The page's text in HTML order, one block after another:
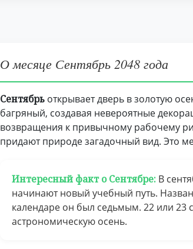
О месяце Сентябрь 2048 года
Сентябрь открывает дверь в золотую
багряный, создавая невероятные
возвращения к привычному рабочему
придают природе загадочный вид. Это
Интересный факт о Сентябре: В
начинают новый учебный путь.
календаре он был седьмым. 22 или 23
астрономическую осень.